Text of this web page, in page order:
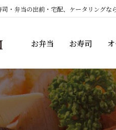
・弁当の出前・宅配、ケータリングな
お弁当 お寿司